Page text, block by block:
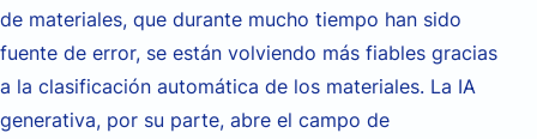
de materiales, que durante mucho tiempo han sido
fuente de error, se están volviendo más fiables gracias
a la clasificación automática de los materiales. La IA
generativa, por su parte, abre el campo de